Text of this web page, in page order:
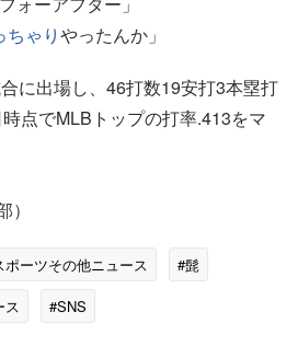
ちゃりやったんか」
に出場し、46打数19安打3本塁打
点でMLBトップの打率.413をマ
ポーツその他ニュース
#髭
ス #SNS